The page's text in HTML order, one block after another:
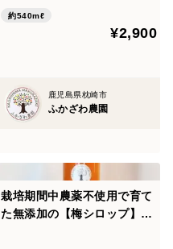
約540mℓ
¥2,900
鹿児島県枕崎市
ふかざわ農園
栽培期間中農薬不使用で育て
た無添加の【梅シロップ】18